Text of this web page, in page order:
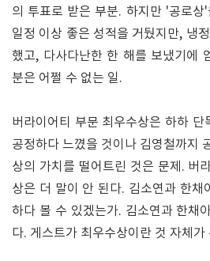
의 투표로 받은 부분. 하지만 '공로
일정 이상 좋은 성적을 거뒀지만, 냉
했고, 다사다난한 한 해를 보냈기에
분은 어쩔 수 없는 일.
버라이어티 부문 최우수상은 하하 단
공정하다 느꼈을 것이나 김영철까지
상의 가치를 떨어트린 것은 문제. 버
상은 더 말이 안 된다. 김소연과 한채
하다 볼 수 있겠는가. 김소연과 한채
다. 게스트가 최우수상이란 것 자체가